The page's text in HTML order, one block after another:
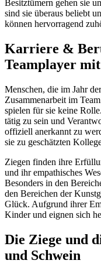
Besitztümern gehen sie
sind sie überaus beliebt
können hervorragend
Karriere &
Teamplayer
Menschen, die im Jahr
Zusammenarbeit im
spielen für sie keine
tätig zu sein und
offiziell anerkannt zu
sie zu geschätzten
Ziegen finden ihre
und ihr empathisches
Besonders in den
den Bereichen der
Glück. Aufgrund ihrer
Kinder und eignen sich
Die Ziege und
und Schwein